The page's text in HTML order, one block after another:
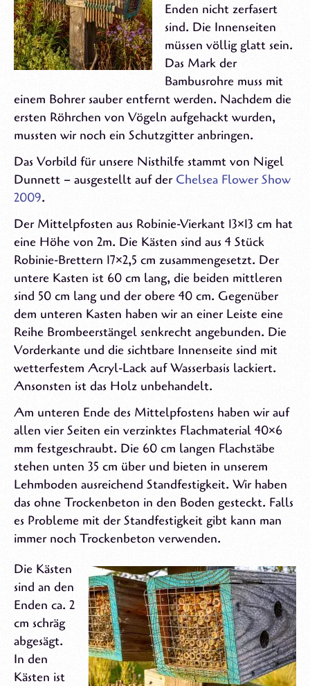
Enden nicht zerfasert
sind. Die Innenseiten
müssen völlig glatt sein.
Das Mark der
Bambusrohre muss mit
einem Bohrer sauber entfernt werden. Nachdem die
ersten Röhrchen von Vögeln aufgehackt wurden,
mussten wir noch ein Schutzgitter anbringen.
Das Vorbild für unsere Nisthilfe stammt von Nigel
Dunnett – ausgestellt auf der Chelsea Flower Show
2009.
Der Mittelpfosten aus Robinie-Vierkant 13×13 cm hat
eine Höhe von 2m. Die Kästen sind aus 4 Stück
Robinie-Brettern 17×2,5 cm zusammengesetzt. Der
untere Kasten ist 60 cm lang, die beiden mittleren
sind 50 cm lang und der obere 40 cm. Gegenüber
dem unteren Kasten haben wir an einer Leiste eine
Reihe Brombeerstängel senkrecht angebunden. Die
Vorderkante und die sichtbare Innenseite sind mit
wetterfestem Acryl-Lack auf Wasserbasis lackiert.
Ansonsten ist das Holz unbehandelt.
Am unteren Ende des Mittelpfostens haben wir auf
allen vier Seiten ein verzinktes Flachmaterial 40×6
mm festgeschraubt. Die 60 cm langen Flachstäbe
stehen unten 35 cm über und bieten in unserem
Lehmboden ausreichend Standfestigkeit. Wir haben
das ohne Trockenbeton in den Boden gesteckt. Falls
es Probleme mit der Standfestigkeit gibt kann man
immer noch Trockenbeton verwenden.
Die Kästen
sind an den
Enden ca. 2
cm schräg
abgesägt.
In den
Kästen ist